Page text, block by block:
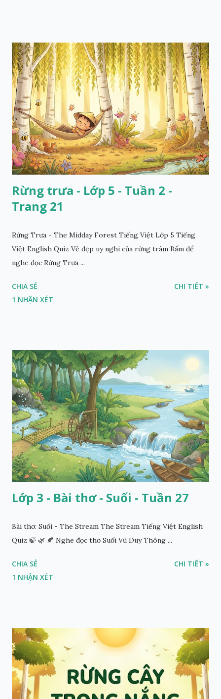
Rừng trưa - Lớp 5 - Tuần 2 -
Trang 21
Rừng Trưa - The Midday Forest Tiếng Việt Lớp 5 Tiếng
Việt English Quiz Vẻ đẹp uy nghi của rừng tràm Bấm để
nghe đọc Rừng Trưa ...
CHIA SẺ
1 NHẬN XÉT
CHI TIẾT »
Lớp 3 - Bài thơ - Suối - Tuần 27
Bài thơ: Suối - The Stream The Stream Tiếng Việt English
Quiz 🍃 🌿 🍂 Nghe đọc thơ Suối Vũ Duy Thông ...
CHIA SẺ
1 NHẬN XÉT
CHI TIẾT »